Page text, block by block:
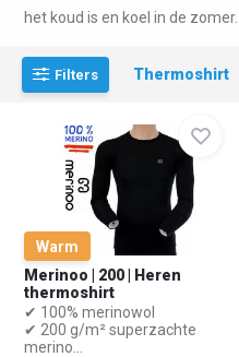
het koud is en koel in de
Filters Thermoshirt
Warm
Merinoo | 200 | Heren
thermoshirt
✔ 100% merinowol
✔ 200 g/m² superzachte
merino...